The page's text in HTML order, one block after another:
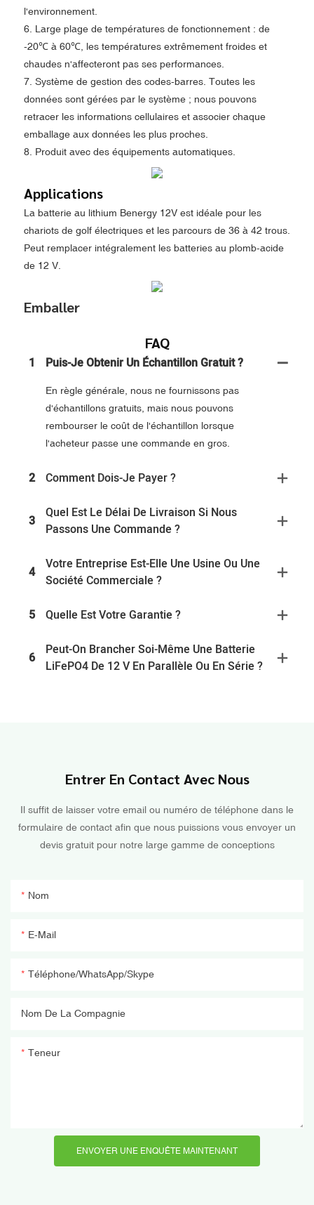
l'environnement.
6. Large plage de températures de fonctionnement : de
-20℃ à 60℃, les températures extrêmement froides et
chaudes n'affecteront pas ses performances.
7. Système de gestion des codes-barres. Toutes les
données sont gérées par le système ; nous pouvons
retracer les informations cellulaires et associer chaque
emballage aux données les plus proches.
8. Produit avec des équipements automatiques.
Applications
La batterie au lithium Benergy 12V est idéale pour les
chariots de golf électriques et les parcours de 36 à 42 trous.
Peut remplacer intégralement les batteries au plomb-acide
de 12 V.
Emballer
FAQ
1 Puis-Je Obtenir Un Échantillon Gratuit ?
En règle générale, nous ne fournissons pas
d'échantillons gratuits, mais nous pouvons
rembourser le coût de l'échantillon lorsque
l'acheteur passe une commande en gros.
2 Comment Dois-Je Payer ?
3
Quel Est Le Délai De Livraison Si Nous
Passons Une Commande ?
4
Votre Entreprise Est-Elle Une Usine Ou Une
Société Commerciale ?
5 Quelle Est Votre Garantie ?
6
Peut-On Brancher Soi-Même Une Batterie
LiFePO4 De 12 V En Parallèle Ou En Série ?
Entrer En Contact Avec Nous
Il suffit de laisser votre email ou numéro de téléphone dans le
formulaire de contact afin que nous puissions vous envoyer un
devis gratuit pour notre large gamme de conceptions
Nom
E-Mail
Téléphone/WhatsApp/Skype
Nom De La Compagnie
Teneur
ENVOYER UNE ENQUÊTE MAINTENANT